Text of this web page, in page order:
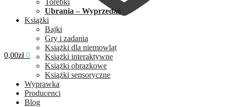
0,00zł 0
Torebki
Ubrania – Wyprzedaż
Książki
Bajki
Gry i zadania
Książki dla niemowląt
Książki interaktywne
Książki obrazkowe
Książki sensoryczne
Wyprawka
Producenci
Blog